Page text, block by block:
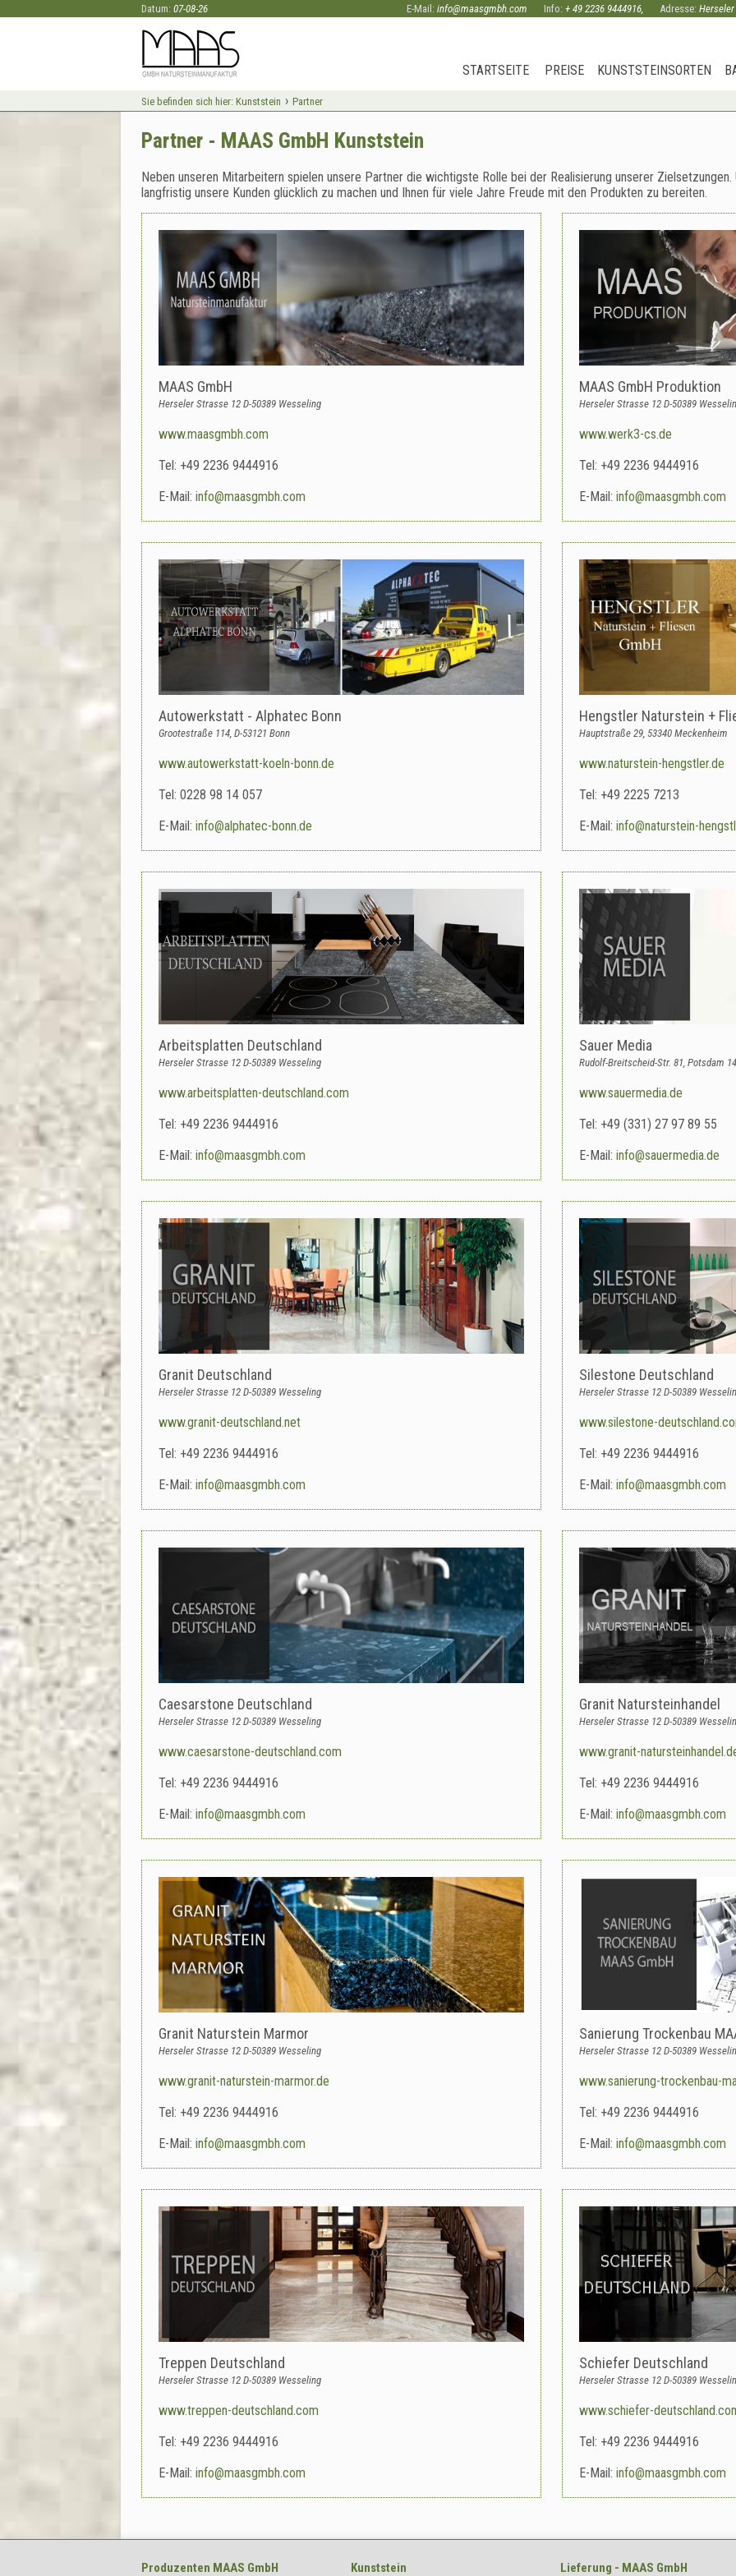
Datum: 07-08-26 Adresse: Herseler
Info: + 49 2236 9444916,
E-Mail: info@maasgmbh.com
STARTSEITE PREISE KUNSTSTEINSORTEN
Sie befinden sich hier: Kunststein › Partner
Partner - MAAS GmbH Kunststein
Neben unseren Mitarbeitern spielen unsere Partner die wichtigste Rolle bei der Realisierung unserer
langfristig unsere Kunden glücklich zu machen und Ihnen für viele Jahre Freude mit den Produkten zu bereiten.
MAAS GmbH
Herseler Strasse 12 D-50389 Wesseling
www.maasgmbh.com
Tel: +49 2236 9444916
E-Mail: info@maasgmbh.com
MAAS GmbH Produktion
Herseler Strasse 12 D-50389
www.werk3-cs.de
Tel: +49 2236 9444916
E-Mail: info@maasgmbh.com
Autowerkstatt - Alphatec Bonn
Grootestraße 114, D-53121 Bonn
www.autowerkstatt-koeln-bonn.de
Tel: 0228 98 14 057
E-Mail: info@alphatec-bonn.de
Hengstler Naturstein +
Hauptstraße 29, 53340 Meckenheim
www.naturstein-hengstler.de
Tel: +49 2225 7213
E-Mail: info@naturstein-
Arbeitsplatten Deutschland
Herseler Strasse 12 D-50389 Wesseling
www.arbeitsplatten-deutschland.com
Tel: +49 2236 9444916
E-Mail: info@maasgmbh.com
Sauer Media
Rudolf-Breitscheid-Str. 81, Potsdam
www.sauermedia.de
Tel: +49 (331) 27 97 89 55
E-Mail: info@sauermedia.de
Granit Deutschland
Herseler Strasse 12 D-50389 Wesseling
www.granit-deutschland.net
Tel: +49 2236 9444916
E-Mail: info@maasgmbh.com
Silestone Deutschland
Herseler Strasse 12 D-50389
www.silestone-
Tel: +49 2236 9444916
E-Mail: info@maasgmbh.com
Caesarstone Deutschland
Herseler Strasse 12 D-50389 Wesseling
www.caesarstone-deutschland.com
Tel: +49 2236 9444916
E-Mail: info@maasgmbh.com
Granit Natursteinhandel
Herseler Strasse 12 D-50389
www.granit-
Tel: +49 2236 9444916
E-Mail: info@maasgmbh.com
Granit Naturstein Marmor
Herseler Strasse 12 D-50389 Wesseling
www.granit-naturstein-marmor.de
Tel: +49 2236 9444916
E-Mail: info@maasgmbh.com
Sanierung Trockenbau
Herseler Strasse 12 D-50389
www.sanierung-trockenbau-
Tel: +49 2236 9444916
E-Mail: info@maasgmbh.com
Treppen Deutschland
Herseler Strasse 12 D-50389 Wesseling
www.treppen-deutschland.com
Tel: +49 2236 9444916
E-Mail: info@maasgmbh.com
Schiefer Deutschland
Herseler Strasse 12 D-50389
www.schiefer-
Tel: +49 2236 9444916
E-Mail: info@maasgmbh.com
Produzenten MAAS GmbH Kunststein Lieferung - MAAS GmbH